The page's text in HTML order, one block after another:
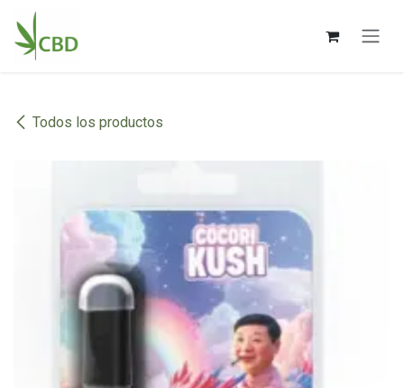
Ir al contenido
Todos los productos